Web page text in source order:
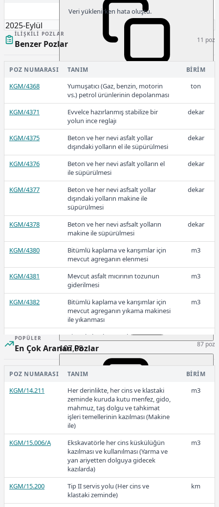
2025-Eylül
2025-Ocak
267,74
2023-2
165,60
2023-1
107,08
2022-3
78,73
Veri yüklenirken hata oluştu.
İLIŞKILI POZLAR
Benzer Pozlar 11 poz
POZ NUMARASI TANIM BIRIM
KGM/4368
Yumuşatıcı (Gaz, benzin, motorin
vs.) petrol ürünlerinin depolanması
ton
KGM/4371
Evvelce hazırlanmış stabilize bir
yolun ince reglajı
dekar
KGM/4375
Beton ve her nevi asfalt yollar
dışındaki yolların el ile süpürülmesi
dekar
KGM/4376
Beton ve her nevi asfalt yolların el
ile süpürülmesi
dekar
KGM/4377
Beton ve her nevi asfsalt yollar
dışındaki yolların makine ile
süpürülmesi
dekar
KGM/4378
Beton ve her nevi asfsalt yolların
makine ile süpürülmesi
dekar
KGM/4380
Bitümlü kaplama ve karışımlar için
mevcut agreganın elenmesi
m3
KGM/4381
Mevcut asfalt mıcırının tozunun
giderilmesi
m3
KGM/4382
Bitümlü kaplama ve karışımlar için
mevcut agreganın yıkama makinesi
ile yıkanması
m3
KGM/4383
Bitümlü kaplama ve karışım
agregasının Poz KGM/4380'e göre
elenirken eleğe su verilerek
bitümlü malzemesinin
püskürtülmesi (Boru İle)
POPÜLER
En Çok Aranan Pozlar 87 poz
POZ NUMARASI TANIM BIRIM
KGM/14.211
Her derinlikte, her cins ve klastaki
zeminde kuruda kutu menfez, gido,
mahmuz, taş dolgu ve tahkimat
işleri temellerinin kazılması (Makine
ile)
m3
KGM/15.006/A
Ekskavatörle her cins küskülüğün
kazılması ve kullanılması (Yarma ve
yan ariyetten dolguya gidecek
kazılarda)
m3
KGM/15.200
Tip II servis yolu (Her cins ve
klastaki zeminde)
km